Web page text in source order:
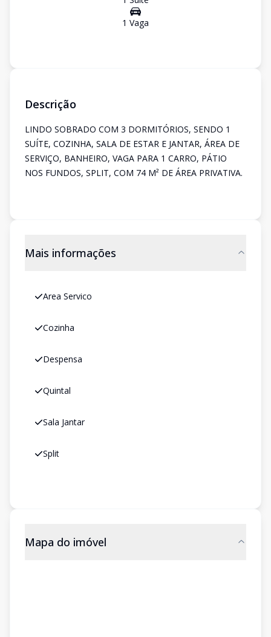
1 Vaga
Descrição
LINDO SOBRADO COM 3 DORMITÓRIOS, SENDO 1
SUÍTE, COZINHA, SALA DE ESTAR E JANTAR, ÁREA DE
SERVIÇO, BANHEIRO, VAGA PARA 1 CARRO, PÁTIO
NOS FUNDOS, SPLIT, COM 74 M² DE ÁREA PRIVATIVA.
Mais informações
Area Servico
Cozinha
Despensa
Quintal
Sala Jantar
Split
Mapa do imóvel